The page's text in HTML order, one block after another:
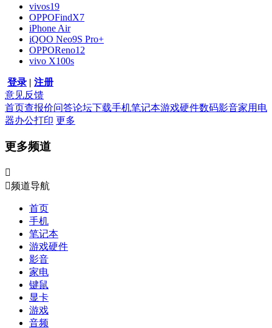
vivos19
OPPOFindX7
iPhone Air
iQOO Neo9S Pro+
OPPOReno12
vivo X100s
登录 | 注册
意见反馈
首页查报价问答论坛下载手机笔记本游戏硬件数码影音家用电
器办公打印 更多
更多频道

频道导航
首页
手机
笔记本
游戏硬件
影音
家电
键鼠
显卡
游戏
音频